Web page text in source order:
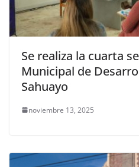
Se realiza la cuarta
Municipal de
Sahuayo
noviembre 13, 2025